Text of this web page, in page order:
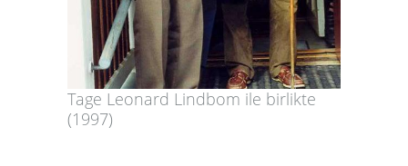
Tage Leonard Lindbom ile birlikte
(1997)